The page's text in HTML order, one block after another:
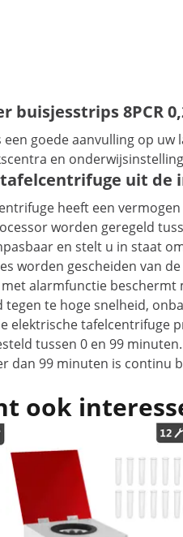
buisjesstrips 8PCR
een goede aanvulling op
en
uit de
heeft een
worden geregeld
en stelt u in staat
worden gescheiden van
alarmfunctie
te hoge snelheid,
elektrische
tussen 0 en 99
99 minuten is continu
ook